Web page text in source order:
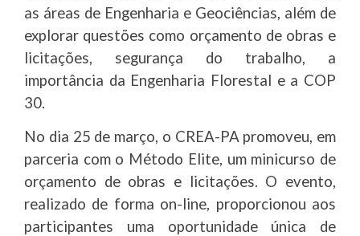
as áreas de Engenharia e Geociências, além de
explorar questões como orçamento de obras e
licitações, segurança do trabalho, a
importância da Engenharia Florestal e a COP
30.
No dia 25 de março, o CREA-PA promoveu, em
parceria com o Método Elite, um minicurso de
orçamento de obras e licitações. O evento,
realizado de forma on-line, proporcionou aos
participantes uma oportunidade única de